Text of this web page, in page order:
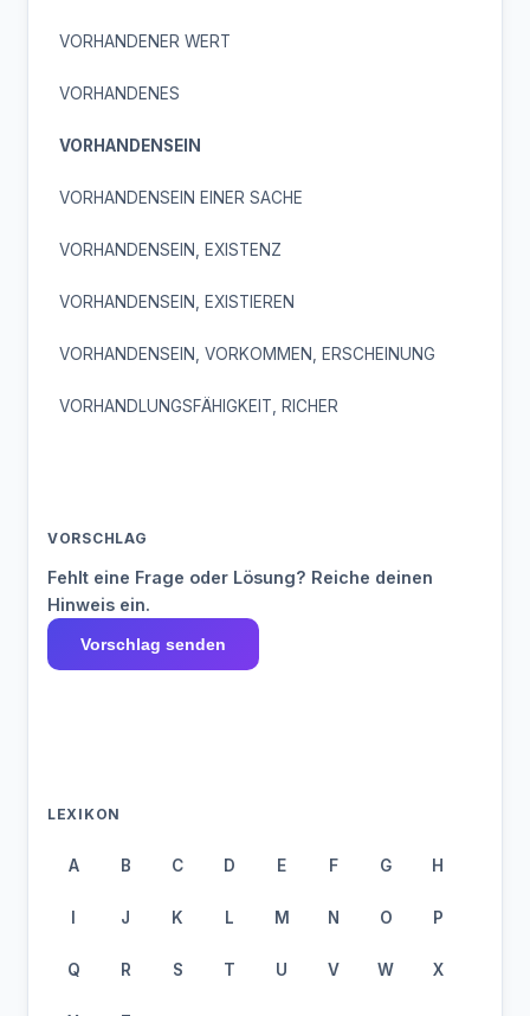
VORHANDENER WERT
VORHANDENES
VORHANDENSEIN
VORHANDENSEIN EINER SACHE
VORHANDENSEIN, EXISTENZ
VORHANDENSEIN, EXISTIEREN
VORHANDENSEIN, VORKOMMEN, ERSCHEINUNG
VORHANDLUNGSFÄHIGKEIT, RICHER
VORSCHLAG
Fehlt eine Frage oder Lösung? Reiche deinen
Hinweis ein.
Vorschlag senden
LEXIKON
A B C D E F G H
I J K L M N O P
Q R S T U V W X